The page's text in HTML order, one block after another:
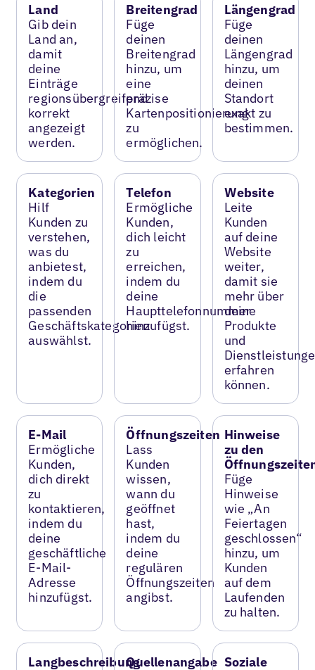
Land
Gib dein
Land an,
damit
deine
Einträge
regionsübergreifend
korrekt
angezeigt
werden.
Breitengrad
Füge
deinen
Breitengrad
hinzu, um
eine
präzise
Kartenpositionierung
zu
ermöglichen.
Längengrad
Füge
deinen
Längengrad
hinzu, um
deinen
Standort
exakt zu
bestimmen.
Kategorien
Hilf
Kunden zu
verstehen,
was du
anbietest,
indem du
die
passenden
Geschäftskategorien
auswählst.
Telefon
Ermögliche
Kunden,
dich leicht
zu
erreichen,
indem du
deine
Haupttelefonnummer
hinzufügst.
Website
Leite
Kunden
auf deine
Website
weiter,
damit sie
mehr über
deine
Produkte
und
erfahren
können.
E-Mail
Ermögliche
Kunden,
dich direkt
zu
kontaktieren,
indem du
deine
geschäftliche
E-Mail-
Adresse
hinzufügst.
Öffnungszeiten
Lass
Kunden
wissen,
wann du
geöffnet
hast,
indem du
deine
regulären
Öffnungszeiten
angibst.
Hinweise
zu den
Füge
Hinweise
wie „An
Feiertagen
geschlossen“
hinzu, um
Kunden
auf dem
Laufenden
zu halten.
LangbeschreibungQuellenangabe Soziale